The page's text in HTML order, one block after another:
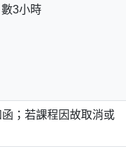
數3小時
；若課程因故取消或